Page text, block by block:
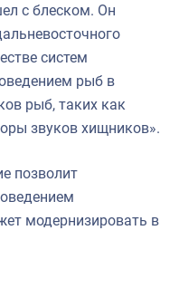
с блеском. Он
систем
рыб в
рыб, таких как
звуков хищников».
позволит
модернизировать в